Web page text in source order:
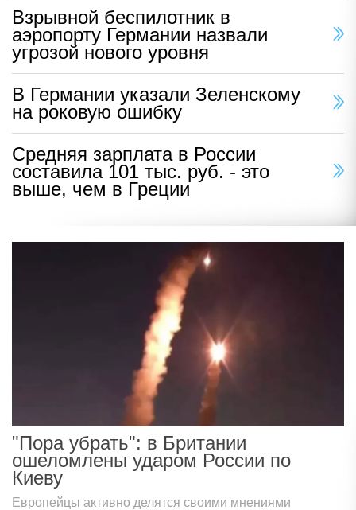
Взрывной беспилотник в
аэропорту Германии назвали
угрозой нового уровня
В Германии указали Зеленскому
на роковую ошибку
Средняя зарплата в России
составила 101 тыс. руб. - это
выше, чем в Греции
"Пора убрать": в Британии
ошеломлены ударом России по
Киеву
Европейцы активно делятся своими мнениями